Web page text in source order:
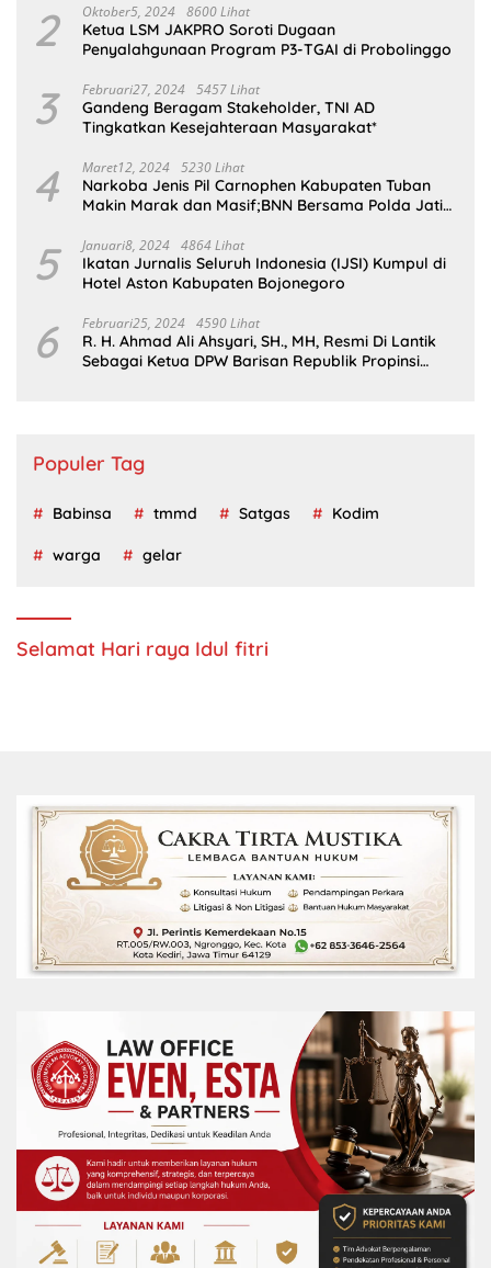
2 Oktober5, 2024 8600 Lihat
Ketua LSM JAKPRO Soroti Dugaan
Penyalahgunaan Program P3-TGAI di Probolinggo
3 Februari27, 2024 5457 Lihat
Gandeng Beragam Stakeholder, TNI AD
Tingkatkan Kesejahteraan Masyarakat*
4 Maret12, 2024 5230 Lihat
Narkoba Jenis Pil Carnophen Kabupaten Tuban
Makin Marak dan Masif;BNN Bersama Polda Jatim
5 Januari8, 2024 4864 Lihat
Ikatan Jurnalis Seluruh Indonesia (IJSI) Kumpul di
Hotel Aston Kabupaten Bojonegoro
6 Februari25, 2024 4590 Lihat
R. H. Ahmad Ali Ahsyari, SH., MH, Resmi Di Lantik
Sebagai Ketua DPW Barisan Republik Propinsi
Populer Tag
Babinsa tmmd Satgas Kodim
warga gelar
Selamat Hari raya Idul fitri